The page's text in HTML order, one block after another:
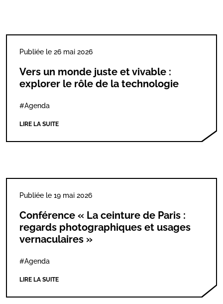
Publiée le 26 mai 2026
Vers un monde juste et vivable :
explorer le rôle de la technologie
#Agenda
LIRE LA SUITE
Publiée le 19 mai 2026
Conférence « La ceinture de Paris :
regards photographiques et usages
vernaculaires »
#Agenda
LIRE LA SUITE